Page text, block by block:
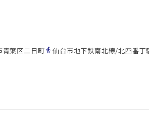
青葉区二日町 directions_walk仙台市地下鉄南北線/北四番丁